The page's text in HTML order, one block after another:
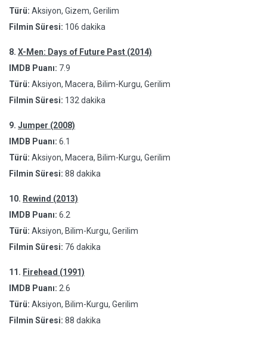
Türü: Aksiyon, Gizem, Gerilim
Filmin Süresi: 106 dakika
8. X-Men: Days of Future Past (2014)
IMDB Puanı: 7.9
Türü: Aksiyon, Macera, Bilim-Kurgu, Gerilim
Filmin Süresi: 132 dakika
9. Jumper (2008)
IMDB Puanı: 6.1
Türü: Aksiyon, Macera, Bilim-Kurgu, Gerilim
Filmin Süresi: 88 dakika
10. Rewind (2013)
IMDB Puanı: 6.2
Türü: Aksiyon, Bilim-Kurgu, Gerilim
Filmin Süresi: 76 dakika
11. Firehead (1991)
IMDB Puanı: 2.6
Türü: Aksiyon, Bilim-Kurgu, Gerilim
Filmin Süresi: 88 dakika